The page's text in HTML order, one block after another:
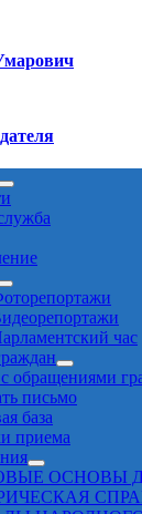
час
с обращениями
письмо
база
приема
ОСНОВЫ